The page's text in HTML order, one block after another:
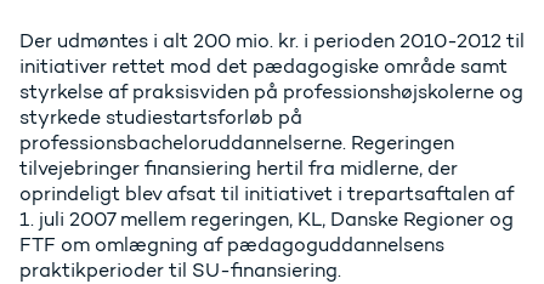
Der udmøntes i alt 200 mio. kr. i perioden 2010-2012 til
initiativer rettet mod det pædagogiske område samt
styrkelse af praksisviden på professionshøjskolerne og
styrkede studiestartsforløb på
professionsbacheloruddannelserne. Regeringen
tilvejebringer finansiering hertil fra midlerne, der
oprindeligt blev afsat til initiativet i trepartsaftalen af
1. juli 2007 mellem regeringen, KL, Danske Regioner og
FTF om omlægning af pædagoguddannelsens
praktikperioder til SU-finansiering.